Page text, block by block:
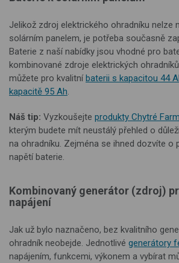
Jelikož zdroj elektrického ohradníku nelze
solárním panelem, je potřeba současně
Baterie z naší nabídky jsou vhodné pro
kombinované zdroje elektrických
můžete pro kvalitníbaterii s kapacitou 44
kapacitě 95 Ah.
Náš tip: Vyzkoušejte produkty Chytré
kterým budete mít neustálý přehled o
na ohradníku. Zejména se ihned dozvíte o
napětí baterie.
Kombinovaný generátor (zdroj)
napájení
Jak už bylo naznačeno, bez kvalitního
ohradník neobejde. Jednotlivé generátory
napájením, funkcemi, výkonem a vybírat